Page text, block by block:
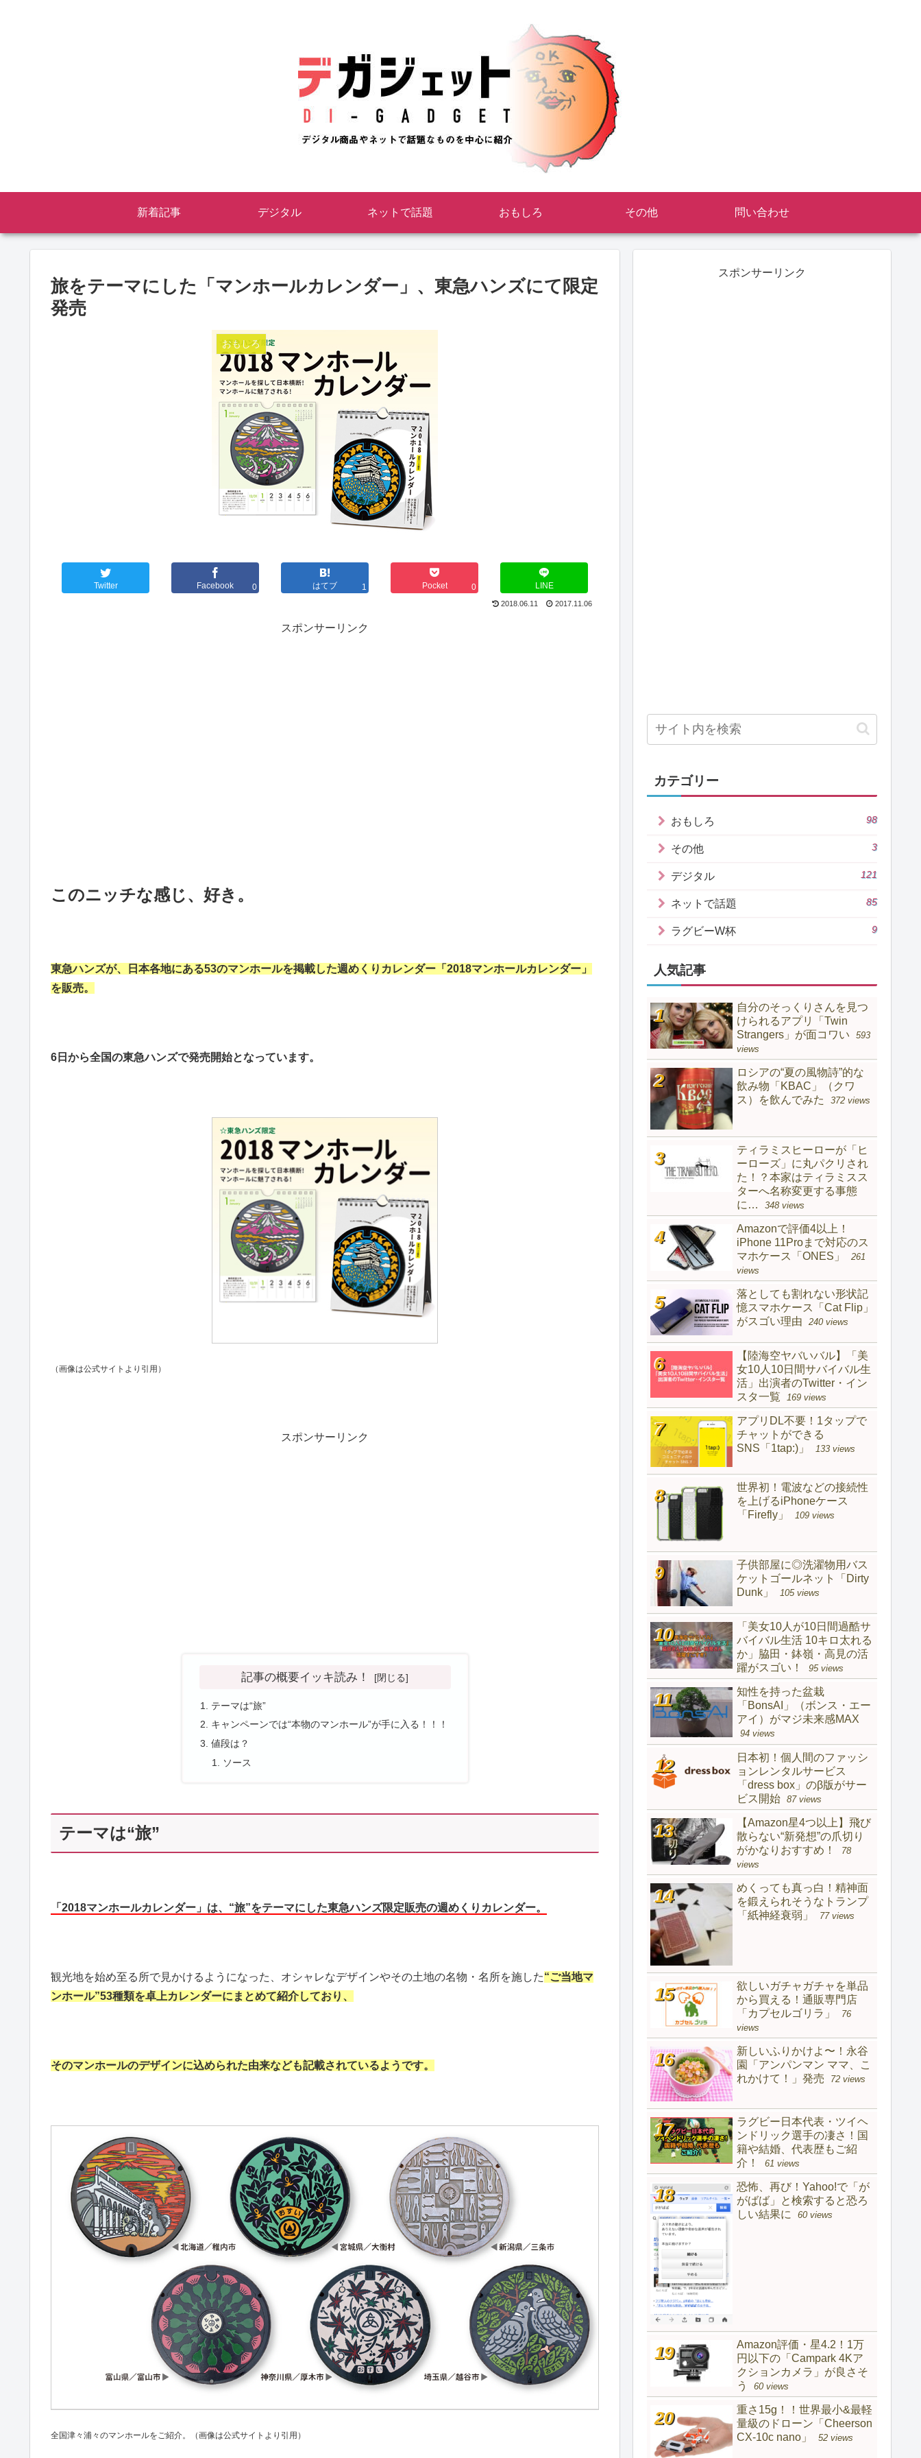
新着記事 デジタル ネットで話題 おもしろ その他 問い合わせ
旅をテーマにした「マンホールカレンダー」、東急ハンズにて限定
発売
おもしろ
Twitter Facebook 0 はてブ 1 Pocket 0 LINE
2018.06.11 2017.11.06
スポンサーリンク
このニッチな感じ、好き。
東急ハンズが、日本各地にある53のマンホールを掲載した週めくりカレンダー「2018マンホールカレンダー」
を販売。
6日から全国の東急ハンズで発売開始となっています。
（画像は公式サイトより引用）
スポンサーリンク
記事の概要イッキ読み！
テーマは“旅”
キャンペーンでは“本物のマンホール”が手に入る！！！
値段は？
ソース
テーマは“旅”
「2018マンホールカレンダー」は、“旅”をテーマにした東急ハンズ限定販売の週めくりカレンダー。
観光地を始め至る所で見かけるようになった、オシャレなデザインやその土地の名物・名所を施した“ご当地マ
ンホール”53種類を卓上カレンダーにまとめて紹介しており、
そのマンホールのデザインに込められた由来なども記載されているようです。
全国津々浦々のマンホールをご紹介。（画像は公式サイトより引用）
スポンサーリンク
カテゴリー
おもしろ 98
その他 3
デジタル 121
ネットで話題 85
ラグビーW杯 9
人気記事
自分のそっくりさんを見つ
けられるアプリ「Twin
Strangers」が面コワい
593
views
ロシアの“夏の風物詩”的な
飲み物「KBAC」（クワ
ス）を飲んでみた
372 views
ティラミスヒーローが「ヒ
ーローズ」に丸パクリされ
た！？本家はティラミスス
ターへ名称変更する事態
に…
348 views
Amazonで評価4以上！
iPhone 11Proまで対応のス
マホケース「ONES」
261
views
落としても割れない形状記
憶スマホケース「Cat Flip」
がスゴい理由
240 views
【陸海空ヤバいバル】「美
女10人10日間サバイバル生
活」出演者のTwitter・イン
スタ一覧
169 views
アプリDL不要！1タップで
チャットができる
SNS「1tap:)」
133 views
世界初！電波などの接続性
を上げるiPhoneケース
「Firefly」
109 views
子供部屋に◎洗濯物用バス
ケットゴールネット「Dirty
Dunk」
105 views
「美女10人が10日間過酷サ
バイバル生活 10キロ太れる
か」脇田・鉢嶺・高見の活
躍がスゴい！
95 views
知性を持った盆栽
「BonsAI」（ボンス・エー
アイ）がマジ未来感MAX
94 views
日本初！個人間のファッシ
ョンレンタルサービス
「dress box」のβ版がサー
ビス開始 87 views
【Amazon星4つ以上】飛び
散らない“新発想”の爪切り
がかなりおすすめ！
78
views
めくっても真っ白！精神面
を鍛えられそうなトランプ
「紙神経衰弱」
77 views
欲しいガチャガチャを単品
から買える！通販専門店
「カプセルゴリラ」
76
views
新しいふりかけよ〜！永谷
園「アンパンマン ママ、こ
れかけて！」発売
72 views
ラグビー日本代表・ツイヘ
ンドリック選手の凄さ！国
籍や結婚、代表歴もご紹
介！
61 views
恐怖、再び！Yahoo!で「が
がばば」と検索すると恐ろ
しい結果に
60 views
Amazon評価・星4.2！1万
円以下の「Campark 4Kア
クションカメラ」が良さそ
う
60 views
重さ15g！！世界最小&最軽
量級のドローン「Cheerson
CX-10c nano」
52 views